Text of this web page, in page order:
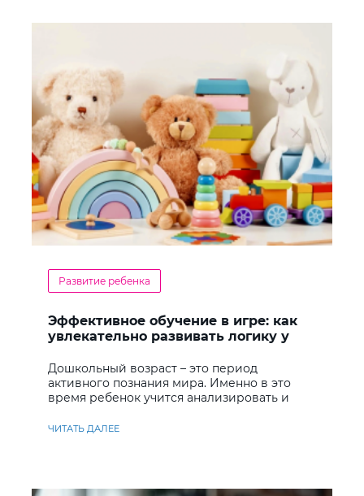
Развитие ребенка
Эффективное обучение в игре: как
увлекательно развивать логику у
Дошкольный возраст – это период
активного познания мира. Именно в это
время ребенок учится анализировать и
ЧИТАТЬ ДАЛЕЕ